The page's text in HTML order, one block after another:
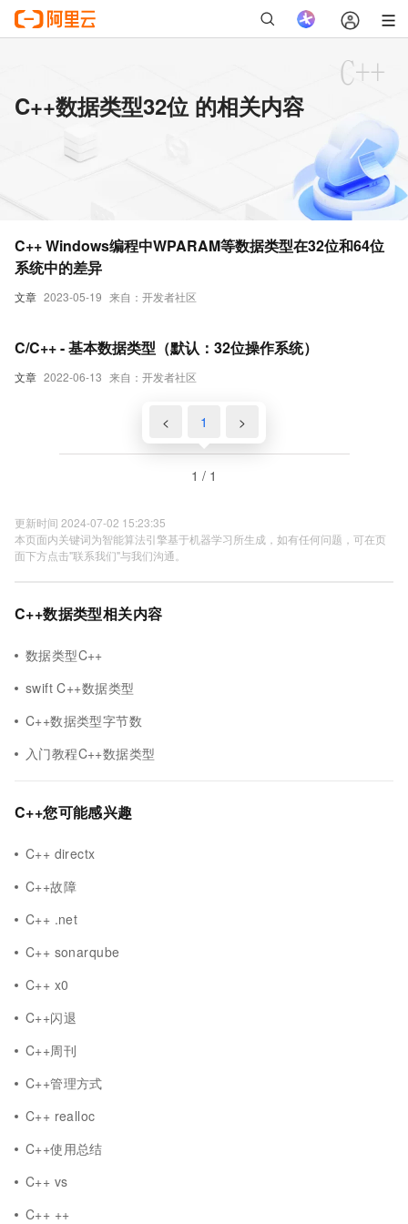
C++数据类型32位 的相关内容
文章 2023-05-19 来自：开发者社区
C++ Windows编程中WPARAM等数据类型在32位和64位
系统中的差异
文章 2022-06-13 来自：开发者社区
C/C++ - 基本数据类型（默认：32位操作系统）
< 1 >
1 / 1
更新时间 2024-07-02 15:23:35
本页面内关键词为智能算法引擎基于机器学习所生成，如有任何问题，可在页
面下方点击"联系我们"与我们沟通。
C++数据类型相关内容
数据类型C++
swift C++数据类型
C++数据类型字节数
入门教程C++数据类型
C++您可能感兴趣
C++ directx
C++故障
C++ .net
C++ sonarqube
C++ x0
C++闪退
C++周刊
C++管理方式
C++ realloc
C++使用总结
C++ vs
C++ ++